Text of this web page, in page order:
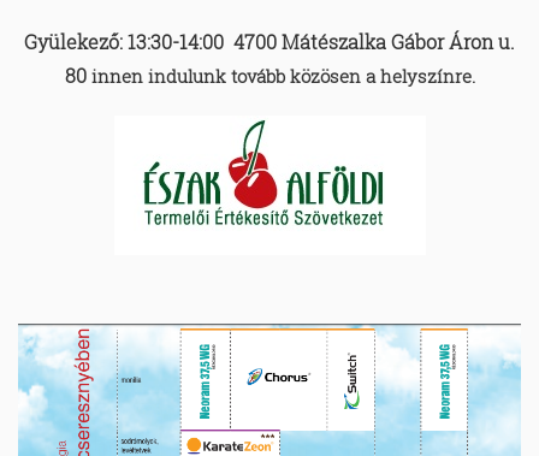
Gyülekező: 13:30-14:00 4700 Mátészalka Gábor Áron u.
80innen indulunk tovább közösen a helyszínre.